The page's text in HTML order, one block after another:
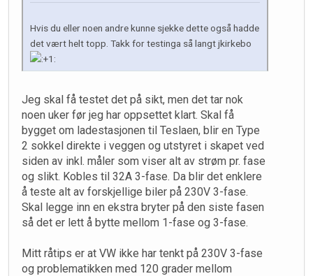
Hvis du eller noen andre kunne sjekke dette også hadde
det vært helt topp. Takk for testinga så langt jkirkebo
Jeg skal få testet det på sikt, men det tar nok
noen uker før jeg har oppsettet klart. Skal få
bygget om ladestasjonen til Teslaen, blir en Type
2 sokkel direkte i veggen og utstyret i skapet ved
siden av inkl. måler som viser alt av strøm pr. fase
og slikt. Kobles til 32A 3-fase. Da blir det enklere
å teste alt av forskjellige biler på 230V 3-fase.
Skal legge inn en ekstra bryter på den siste fasen
så det er lett å bytte mellom 1-fase og 3-fase.
Mitt råtips er at VW ikke har tenkt på 230V 3-fase
og problematikken med 120 grader mellom